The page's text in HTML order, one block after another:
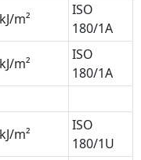
kJ/m²
ISO
180/1A
kJ/m²
ISO
180/1A
kJ/m²
ISO
180/1U